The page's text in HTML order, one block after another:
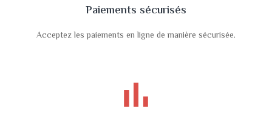
Paiements sécurisés
Acceptez les paiements en ligne de manière sécurisée.
bar_chart